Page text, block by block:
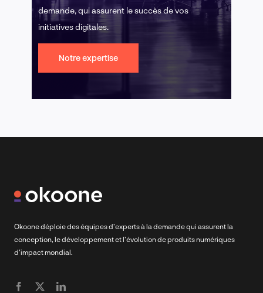
demande, qui assurent le succès de vos
initiatives digitales.
Notre expertise
Okoone déploie des équipes d’experts à la demande qui assurent la
conception, le développement et l’évolution de produits numériques
d’impact mondial.